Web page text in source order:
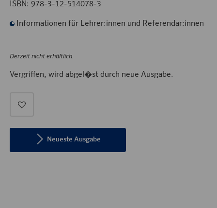
ISBN: 978-3-12-514078-3
Informationen für Lehrer:innen und Referendar:innen
Derzeit nicht erhältlich.
Vergriffen, wird abgel�st durch neue Ausgabe.
Neueste Ausgabe